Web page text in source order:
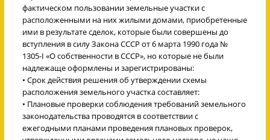
фактическом пользовании земельные участки с
расположенными на них жилыми домами, приобретенные
ими в результате сделок, которые были совершены до
вступления в силу Закона СССР от 6 марта 1990 года №
1305-I «О собственности в СССР», но которые не были
надлежаще оформлены и зарегистрированы:
• Срок действия решения об утверждении схемы
расположения земельного участка составляет:
• Плановые проверки соблюдения требований земельного
законодательства проводятся в соответствии с
ежегодными планами проведения плановых проверок,